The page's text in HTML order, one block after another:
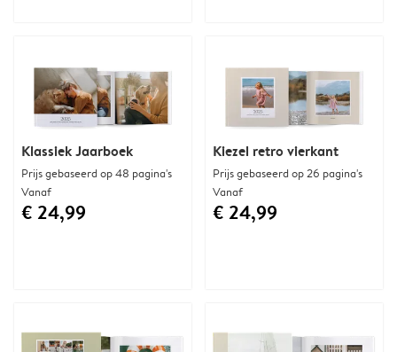
Klassiek Jaarboek
Prijs gebaseerd op 48 pagina's
Vanaf
€ 24,99
Kiezel retro vierkant
Prijs gebaseerd op 26 pagina's
Vanaf
€ 24,99